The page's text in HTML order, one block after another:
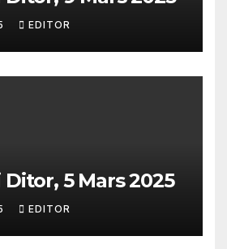
EDITOR
5 Mars 2025
EDITOR